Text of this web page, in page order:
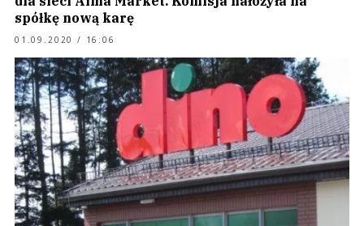
spółkę nową karę
01.09.2020 / 16:06